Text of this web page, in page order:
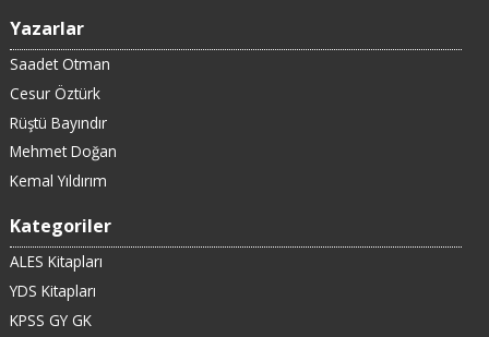
Yazarlar
Saadet Otman
Cesur Öztürk
Rüştü Bayındır
Mehmet Doğan
Kemal Yıldırım
Kategoriler
ALES Kitapları
YDS Kitapları
KPSS GY GK